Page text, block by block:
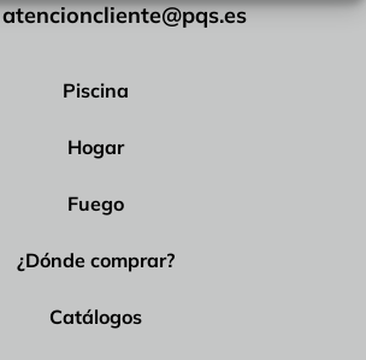
atencioncliente@pqs.es
Piscina
Hogar
Fuego
¿Dónde comprar?
Catálogos